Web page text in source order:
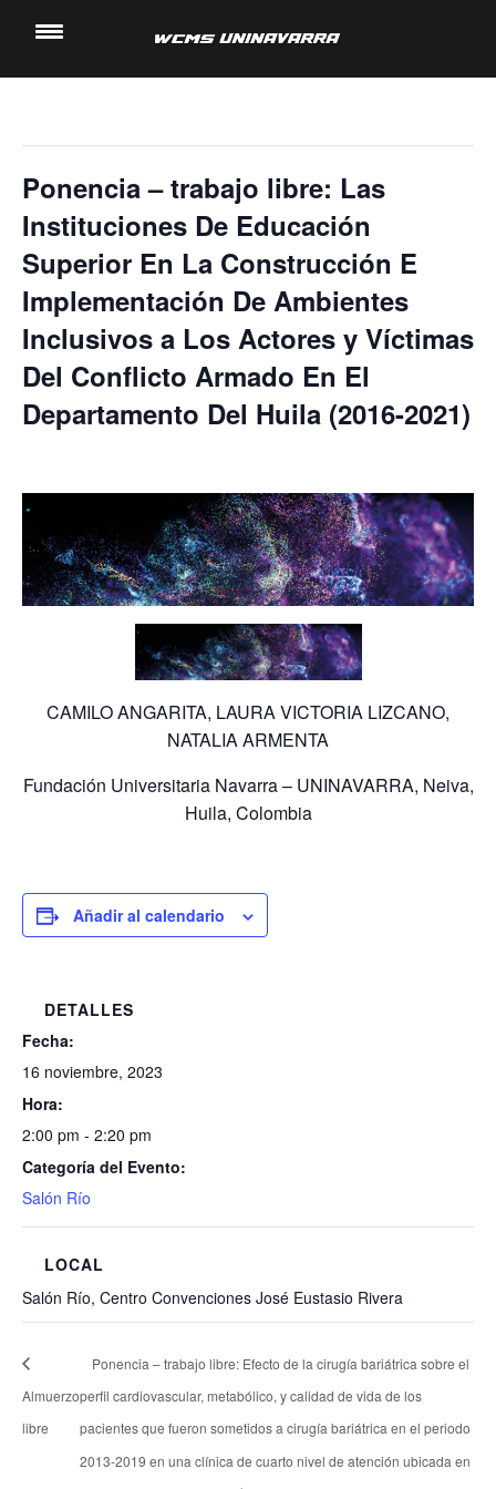
Ponencia – trabajo libre: Las
Instituciones De Educación
Superior En La Construcción E
Implementación De Ambientes
Inclusivos a Los Actores y Víctimas
Del Conflicto Armado En El
Departamento Del Huila (2016-2021)
CAMILO ANGARITA, LAURA VICTORIA LIZCANO,
NATALIA ARMENTA
Fundación Universitaria Navarra – UNINAVARRA, Neiva,
Huila, Colombia
Añadir al calendario
DETALLES
Fecha:
16 noviembre, 2023
Hora:
2:00 pm - 2:20 pm
Categoría del Evento:
Salón Río
LOCAL
Salón Río, Centro Convenciones José Eustasio Rivera
Almuerzo
libre
Ponencia – trabajo libre: Efecto de la cirugía bariátrica sobre el
perfil cardiovascular, metabólico, y calidad de vida de los
pacientes que fueron sometidos a cirugía bariátrica en el periodo
2013-2019 en una clínica de cuarto nivel de atención ubicada en